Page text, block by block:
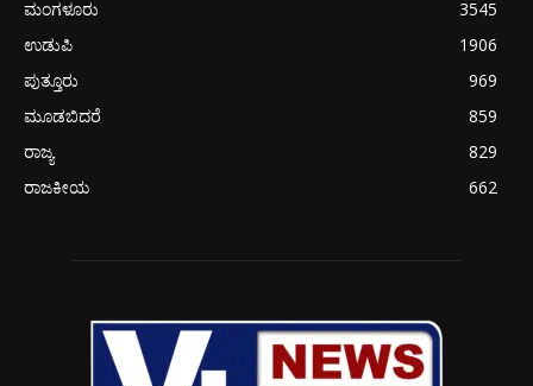
ಮಂಗಳೂರು
3545
ಉಡುಪಿ
1906
ಪುತ್ತೂರು
969
ಮೂಡಬಿದರೆ
859
ರಾಜ್ಯ
829
ರಾಜಕೀಯ
662